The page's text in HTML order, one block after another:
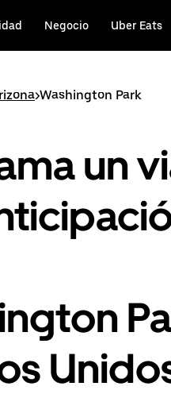
Negocio Uber Eats
>Washington Park
un